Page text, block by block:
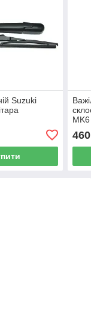
Suzuki
460